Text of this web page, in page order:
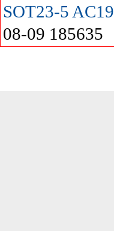
SOT23-5 AC19
08-09 185635